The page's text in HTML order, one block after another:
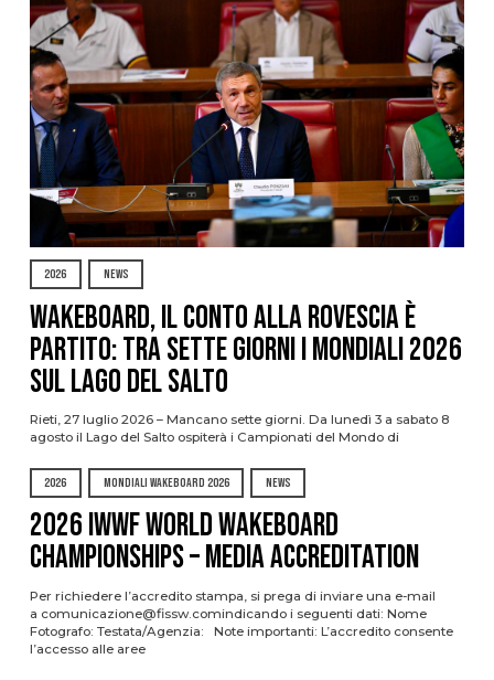
2026 NEWS
Wakeboard, il conto alla rovescia è
partito: tra sette giorni i Mondiali 2026
sul Lago del Salto
Rieti, 27 luglio 2026 – Mancano sette giorni. Da lunedì 3 a sabato 8
agosto il Lago del Salto ospiterà i Campionati del Mondo di
2026 MONDIALI WAKEBOARD 2026 NEWS
2026 IWWF WORLD WAKEBOARD
CHAMPIONSHIPS – MEDIA ACCREDITATION
Per richiedere l’accredito stampa, si prega di inviare una e-mail
a comunicazione@fissw.comindicando i seguenti dati: Nome
Fotografo: Testata/Agenzia: Note importanti: L’accredito consente
l’accesso alle aree